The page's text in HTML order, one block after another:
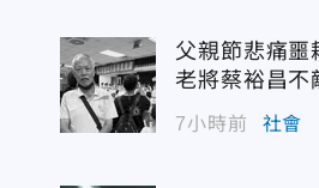
父親節悲痛
老將蔡裕昌不
7小時前 社會